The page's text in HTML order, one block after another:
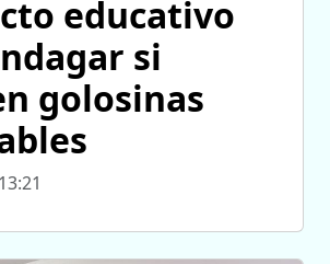
educativo
si
golosinas